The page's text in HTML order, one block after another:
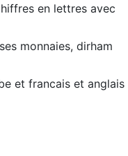
en lettres avec
monnaies, dirham
et francais et anglais